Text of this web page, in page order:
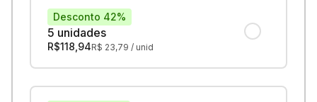
5 unidades
Desconto 42%
R$118,94R$ 23,79 / unid